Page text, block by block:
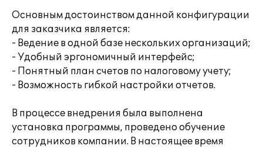
Основным достоинством данной конфигурации
для заказчика является:
- Ведение в одной базе нескольких организаций;
- Удобный эргономичный интерфейс;
- Понятный план счетов по налоговому учету;
- Возможность гибкой настройки отчетов.
В процессе внедрения была выполнена
установка программы, проведено обучение
сотрудников компании. В настоящее время